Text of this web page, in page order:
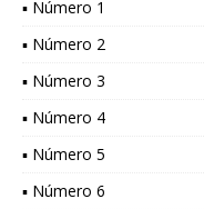
▪ Número 1
▪ Número 2
▪ Número 3
▪ Número 4
▪ Número 5
▪ Número 6